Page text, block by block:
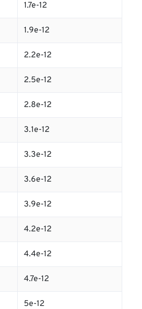
1.7e-12
1.9e-12
2.2e-12
2.5e-12
2.8e-12
3.1e-12
3.3e-12
3.6e-12
3.9e-12
4.2e-12
4.4e-12
4.7e-12
5e-12